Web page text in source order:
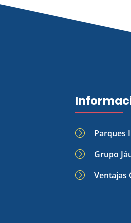
Parques
Grupo
Ventajas